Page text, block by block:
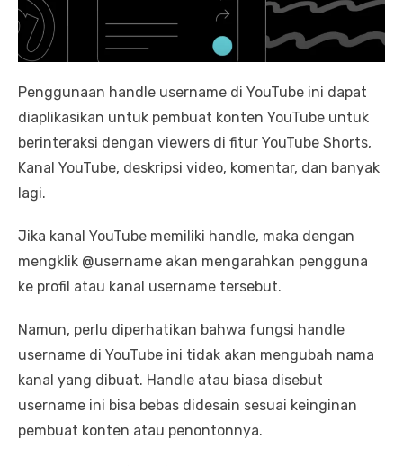
Penggunaan handle username di YouTube ini dapat
diaplikasikan untuk pembuat konten YouTube untuk
berinteraksi dengan viewers di fitur YouTube Shorts,
Kanal YouTube, deskripsi video, komentar, dan banyak
lagi.
Jika kanal YouTube memiliki handle, maka dengan
mengklik @username akan mengarahkan pengguna
ke profil atau kanal username tersebut.
Namun, perlu diperhatikan bahwa fungsi handle
username di YouTube ini tidak akan mengubah nama
kanal yang dibuat. Handle atau biasa disebut
username ini bisa bebas didesain sesuai keinginan
pembuat konten atau penontonnya.